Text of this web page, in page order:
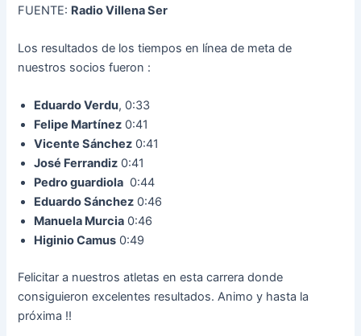
FUENTE: Radio Villena Ser
Los resultados de los tiempos en línea de meta de
nuestros socios fueron :
Eduardo Verdu, 0:33
Felipe Martínez 0:41
Vicente Sánchez 0:41
José Ferrandiz 0:41
Pedro guardiola 0:44
Eduardo Sánchez 0:46
Manuela Murcia 0:46
Higinio Camus 0:49
Felicitar a nuestros atletas en esta carrera donde
consiguieron excelentes resultados. Animo y hasta la
próxima !!